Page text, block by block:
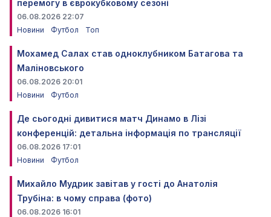
перемогу в єврокубковому сезоні
06.08.2026 22:07
Новини
Футбол Топ
Мохамед Салах став одноклубником Батагова та
Маліновського
06.08.2026 20:01
Новини
Футбол
Де сьогодні дивитися матч Динамо в Лізі
конференцій: детальна інформація по трансляції
06.08.2026 17:01
Новини
Футбол
Михайло Мудрик завітав у гості до Анатолія
Трубіна: в чому справа (фото)
06.08.2026 16:01